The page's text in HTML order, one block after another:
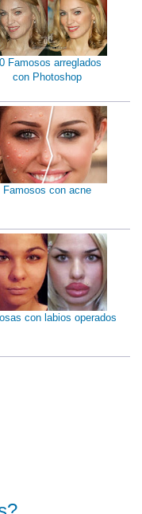
Famosos arreglados
con Photoshop
Famosos con acne
con labios operados